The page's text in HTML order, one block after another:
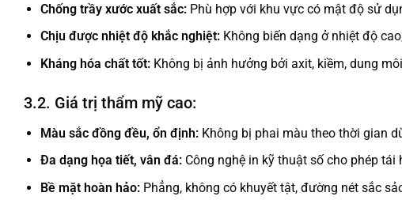
Chống trầy xước xuất sắc:Phù hợp với khu vực có mật độ sử
Chịu được nhiệt độ khắc nghiệt:Không biến dạng ở nhiệt độ
Kháng hóa chất tốt:Không bị ảnh hưởng bởi axit, kiềm, dung
3.2. Giá trị thẩm mỹ cao:
Màu sắc đồng đều, ổn định:Không bị phai màu theo thời gian
Đa dạng họa tiết, vân đá:Công nghệ in kỹ thuật số cho phép tái
Bề mặt hoàn hảo:Phẳng, không có khuyết tật, đường nét sắc